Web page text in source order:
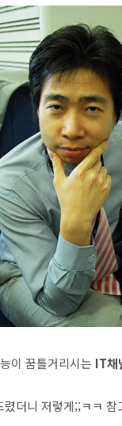
이 꿈틀거리시는 IT채
더니 저렇게;;ㅋㅋ